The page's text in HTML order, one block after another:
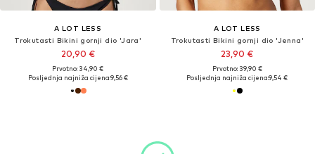
A LOT LESS
Trokutasti Bikini gornji dio 'Jara'
20,90 €
Prvotno: 34,90 €
Posljednja najniža cijena:9,56 €
A LOT LESS
Trokutasti Bikini gornji dio 'Jenna'
23,90 €
Prvotno: 39,90 €
Posljednja najniža cijena:9,54 €